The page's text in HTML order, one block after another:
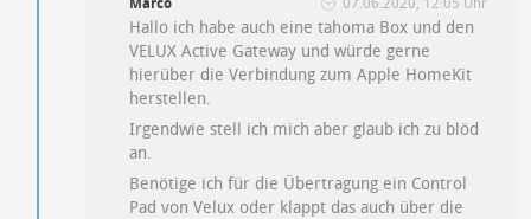
Hallo ich habe auch eine tahoma Box und den
VELUX Active Gateway und würde gerne
hierüber die Verbindung zum Apple HomeKit
herstellen.
Irgendwie stell ich mich aber glaub ich zu blöd
an.
Benötige ich für die Übertragung ein Control
Pad von Velux oder klappt das auch über die